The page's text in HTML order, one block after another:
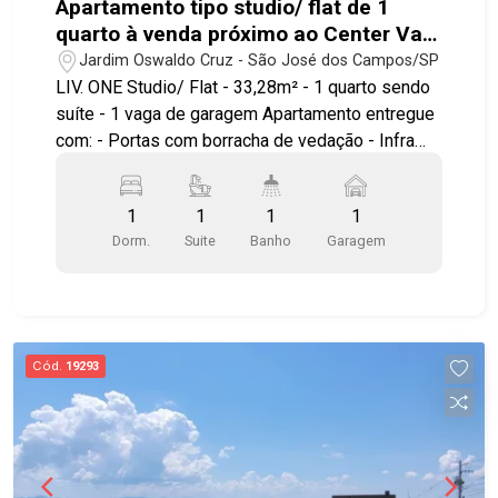
Apartamento tipo studio/ flat de 1
quarto à venda próximo ao Center Vale
em São José dos Campos | Liv.One
Jardim Oswaldo Cruz - São José dos Campos/SP
LIV. ONE Studio/ Flat - 33,28m² - 1 quarto sendo
suíte - 1 vaga de garagem Apartamento entregue
com: - Portas com borracha de vedação - Infra
- Área de serviço integrada a varanda - Ponto
elétrico para churrasqueira grill - Janela com
persiana integrada automatizada - Aquecimento a
COMUNS Piscina com prainha Solarium Mirante
Wellness Espaço yoga Fitness interno e externo
Fireplace Espaços gourmet Lounges Wine bar
Coworking Lavanderia compartilhada Minimarket
Delivery room Bicicletário Diferenciais de
investimento: localização estratégica ao lado do
1
Dorm.
1
Suite
1
Banho
1
Garagem
Cód. 19293